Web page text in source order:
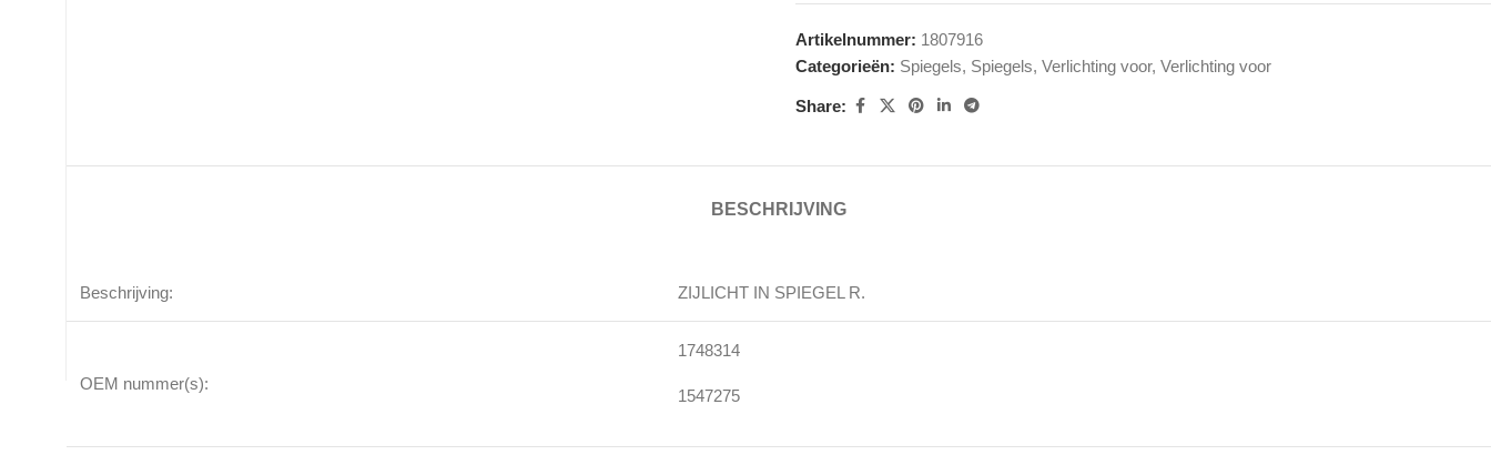
Artikelnummer: 1807916
Categorieën: Spiegels, Spiegels, Verlichting voor, Verlichting voor
Share:
BESCHRIJVING
Beschrijving: ZIJLICHT IN SPIEGEL R.
OEM nummer(s):
1748314
1547275